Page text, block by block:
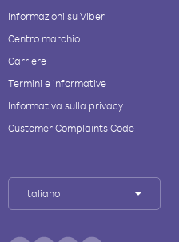
Informazioni su Viber
Centro marchio
Carriere
Termini e informative
Informativa sulla privacy
Customer Complaints Code
Italiano